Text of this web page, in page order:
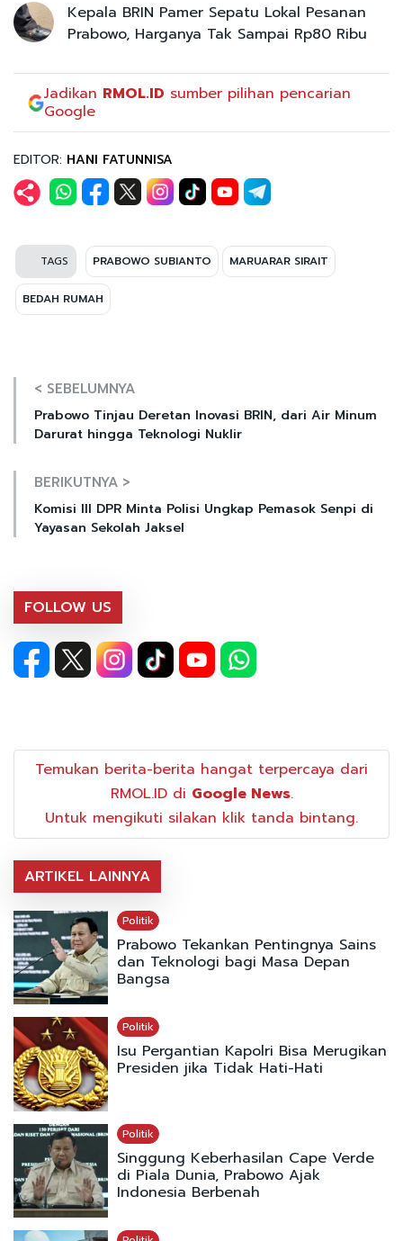
Kepala BRIN Pamer Sepatu Lokal Pesanan
Prabowo, Harganya Tak Sampai Rp80 Ribu
Jadikan RMOL.ID sumber pilihan pencarian
Google
EDITOR: HANI FATUNNISA
TAGS PRABOWO SUBIANTO MARUARAR SIRAIT
BEDAH RUMAH
< SEBELUMNYA
Prabowo Tinjau Deretan Inovasi BRIN, dari Air Minum
Darurat hingga Teknologi Nuklir
BERIKUTNYA >
Komisi III DPR Minta Polisi Ungkap Pemasok Senpi di
Yayasan Sekolah Jaksel
FOLLOW US
Temukan berita-berita hangat terpercaya dari
RMOL.ID di Google News.
Untuk mengikuti silakan klik tanda bintang.
ARTIKEL LAINNYA
Politik
Prabowo Tekankan Pentingnya Sains
dan Teknologi bagi Masa Depan
Bangsa
Politik
Isu Pergantian Kapolri Bisa Merugikan
Presiden jika Tidak Hati-Hati
Politik
Singgung Keberhasilan Cape Verde
di Piala Dunia, Prabowo Ajak
Indonesia Berbenah